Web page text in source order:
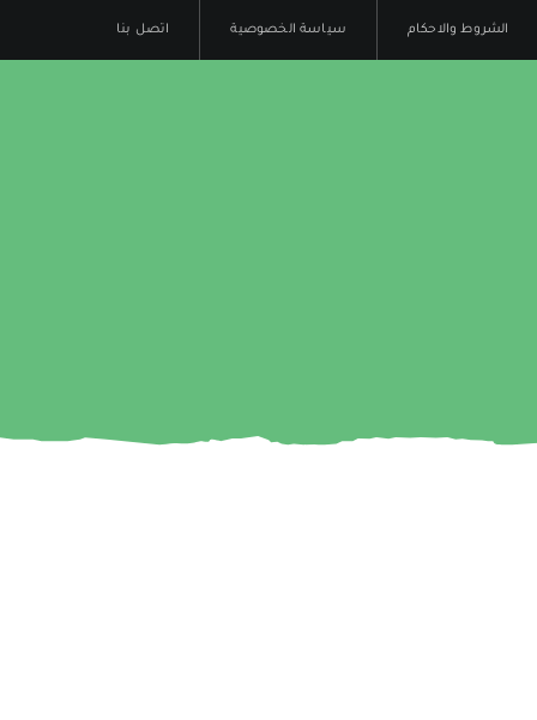
الشروط والاحكام سياسة الخصوصية اتصل بنا